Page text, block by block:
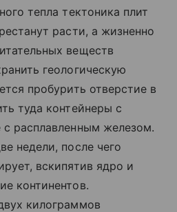
тепла тектоника плит
расти, а жизненно
веществ
геологическую
пробурить отверстие в
туда контейнеры с
с расплавленным железом.
недели, после чего
вскипятив ядро и
континентов.
килограммов